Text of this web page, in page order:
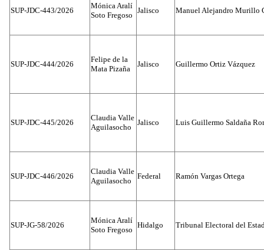
SUP-JDC-443/2026
Mónica Aralí
Soto Fregoso
Jalisco Manuel Alejandro Murillo
SUP-JDC-444/2026
Felipe de la
Mata Pizaña
Jalisco Guillermo Ortiz Vázquez
SUP-JDC-445/2026
Claudia Valle
Aguilasocho
Jalisco Luis Guillermo Saldaña
SUP-JDC-446/2026
Claudia Valle
Aguilasocho
Federal Ramón Vargas Ortega
SUP-JG-58/2026
Mónica Aralí
Soto Fregoso
Hidalgo Tribunal Electoral del